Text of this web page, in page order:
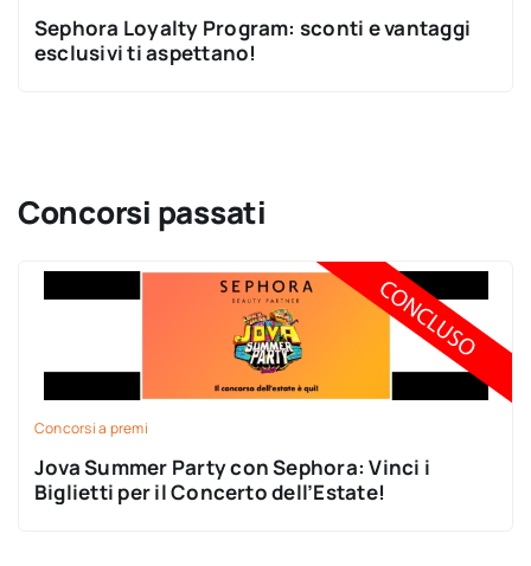
Sephora Loyalty Program: sconti e vantaggi
esclusivi ti aspettano!
Concorsi passati
Concorsi a premi
Jova Summer Party con Sephora: Vinci i
Biglietti per il Concerto dell’Estate!